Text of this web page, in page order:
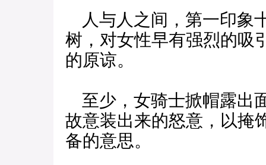
人与人之间，第一印象
树，对女性早有强烈的吸
的原谅。
至少，女骑士掀帽露出
故意装出来的怒意，以掩
备的意思。